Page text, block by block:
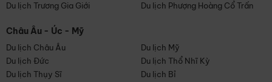
Du lịch Trương Gia Giới
Du lịch Phượng Hoàng Cổ Trấn
Châu Âu - Úc - Mỹ
Du lịch Châu Âu
Du lịch Mỹ
Du lịch Đức
Du lịch Thổ Nhĩ Kỳ
Du lịch Thụy Sĩ
Du lịch Bỉ